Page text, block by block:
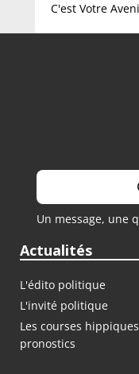
C'est Votre
Un message, une
Actualités
L'édito politique
L'invité politique
Les courses
pronostics